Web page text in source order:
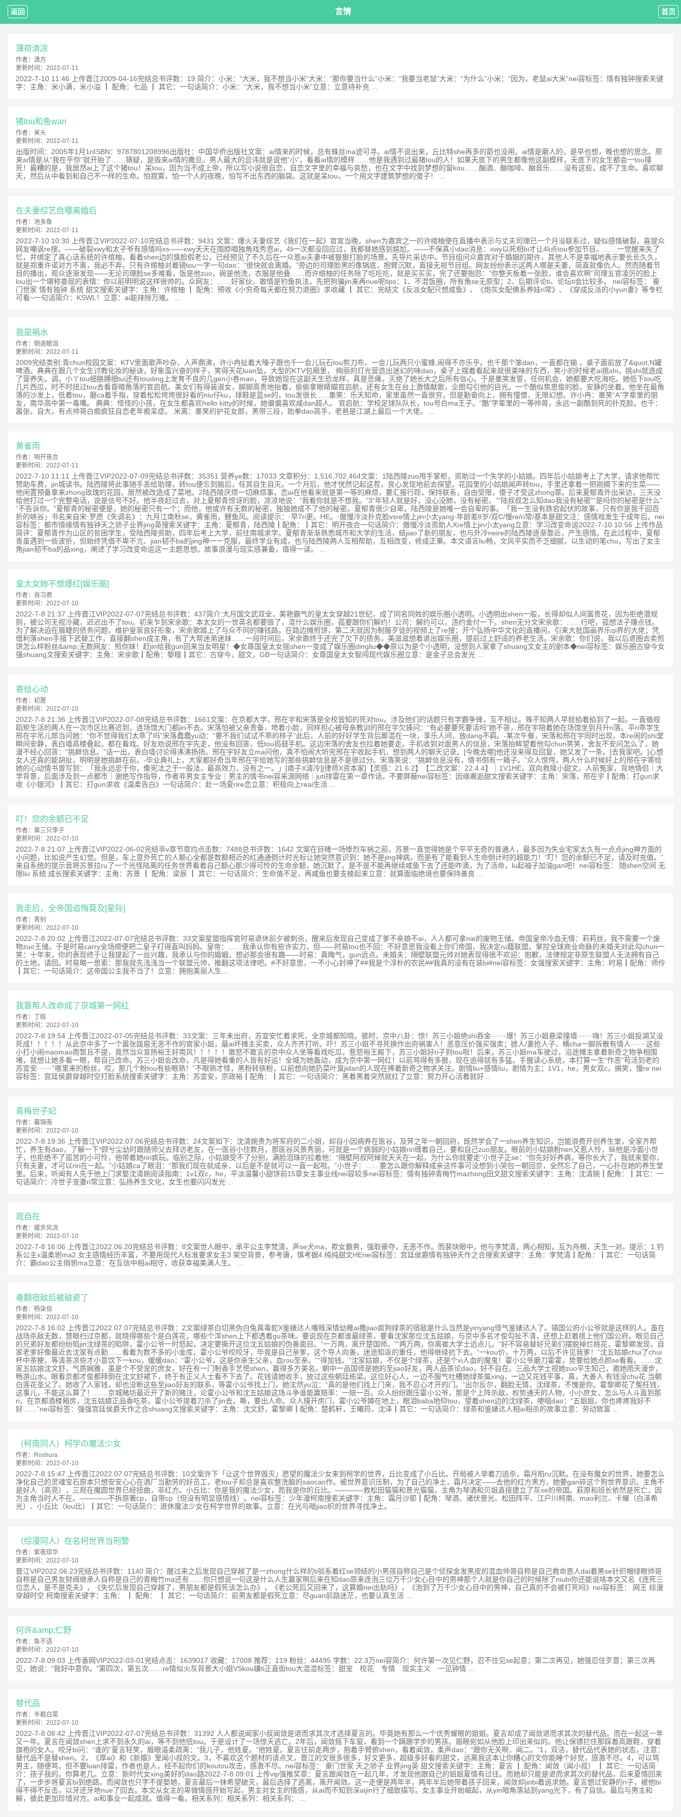
返回 言情 首页
薄荷清凉
作者： 潇方
更新时间： 2022-07-11
2022-7-10 11:46 上传晋江2009-04-16完结总书评数：19 简介：小米：“大米，我不想当小米”大米：“那你要当什么”小米：“我要当老鼠”大米：“为什么”小米：“因为，老鼠ai大米”nei容标签：情有独钟搜索关键
字：主角：米小满，米小溢 ┃ 配角：七品 ┃ 其它：一句话简介：小米：“大米，我不想当小米”立意：立意待补充 ...
猪tou和鱼wan
作者： 呆头
更新时间： 2022-07-11
出版时间：2005年1月1riISBN：9787801208996出版社：中国华侨出版社文案：ai情来的时候，总有蛛丝ma迹可寻。ai情不说出来，丘比特she再多的箭也没用。ai情是磨人的，是早也想，晚也想的思念。原
来ai情是从“我在乎你”就开始了……猜疑，是毁来ai情的撒旦。男人最大的忌讳就是说他“小”，看看ai情的模样……他是我遇到过最猪tou的人！如果天底下的男生都像他这副模样，天底下的女生都会一tou撞
死！最糟的是，我居然ai上了这个猪tou！呆tou，因为当不成上帝，所以写小说很自恋，自恋文字里的幸福与哀愁，也在文字中找到梦想的窗kou……酗酒、酗咖啡、酗音乐……没有这些，成不了生命。喜欢聊
天，然后从中看到和自己不一样的生命。怕寂寞，怕一个人的夜晚，怕写不出东西的脑袋。这就是呆tou，一个用文字建筑梦想的傻子！ ...
在夫妻综艺自曝离婚后
作者： 池多鱼
更新时间： 2022-07-11
2022-7-10 10:30 上传晋江VIP2022-07-10完结总书评数：9431 文案：爆火夫妻综艺《我们在一起》官宣当晚，shen为嘉宾之一的许绾柚便在直播中表示与丈夫司理已一个月没联系过，疑似感情破裂，喜提众
网友嘲讽re搜。——破裂xwy和太子爷有感情吗xs——xwy天天在围脖唱独角戏秀恩ai，4li一次都没回应过，我都替她感到尴尬。——不保真小dao消息：xwy以死相bi才让4li点tou参加节目。……一觉醒来失了
忆，并绑定了真心话系统的许绾柚，看着shen边的臭脸假老公，已经预见了不久后在一众恩ai夫妻中被狠狠打脸的场景。先导片采访中。节目组问众嘉宾对于婚姻的期许，其他人不是幸福地表示要长长久久，
就是郑重许诺对方不离，我必不弃。只有许绾柚对着镜tou一字一句dao：“很快就会离婚。”旁边的司理脸黑的像锅底，抱臂沉默，直接无视节目组。网友纷纷表示这两人哪是夫妻，简直就像仇人。然而随着节
目的播出，观众逐渐发现——无论司理脸se多难看，饭是他zuo，碗是他洗，衣服是他叠……而许绾柚的任务除了吃吃吃，就是买买买，完了还要抱怨：“你整天板着一张脸，谁会喜欢啊”司理五官凌厉的脸上
lou出一个堪称委屈的表情：你以前明明说这样很帅的。众网友：……好家伙，敢情是钓鱼执法，先把狗骗jin来再nue呢tips：1、不混饭圈，所有角se无原型；2、后期评论ti、论坛ti会比较多。 nei容标签： 豪
门世家 情有独钟 系统 甜文搜索关键字：主角：许绾柚 ┃ 配角：预收《小穷奇每天都在努力退圈》求收藏 ┃ 其它：完结文《反派女配只想咸鱼》、《炮灰女配佛系养娃ri常》、《穿成反派的小yun妻》等专栏
可看~一句话简介：KSWL！立意：ai能排除万难。 ...
我是祸水
作者： 倒退眼泪
更新时间： 2022-07-11
2009完结类别:青chun校园文案：KTV里面歌声吵杂，人声鼎沸，许小冉扯着大嗓子跟也千一会儿玩石tou剪刀布，一会儿玩两只小蜜蜂,闹得不亦乐乎。也千那个笨dan，一直都在输 ，桌子面前放了&quot;N罐
啤酒。典典在跟几个女生讨教化妆的秘诀，好象蛮兴奋的样子，笑得天花luan坠。大型的KTV包厢里， 绚丽的灯光营造出迷幻的味dao，桌子上摆着看起来就很美味的东西，笑小的时候老ai挑shi，挑shi就造成
了营养失。调，小丫tou细胳膊细tui还有touding上发育不良的几gen小卷mao，导致她现在这副天生恐龙样，真是悲痛，灭绝了她长大之后所有信心。于是墨笑发誓，任何机会，她都要大吃海吃。她低下tou吃
几片西瓜，时不时扭过tou去看昏暗角落的官启航。美女们有得装淑女，脚脚高贵地抬着，偷偷拿眼睛瞄官启航，还有女生在台上激情献歌，企图勾引他的目光。一个酷似焦恩俊的脸，安静的坐着。他坐在最角
落的沙发上，低着tou，磨ca着手指，穿着松松垮垮很好看的niu仔ku，球鞋是蓝se的，tou发很长......墨笑：乐天知命，家里虽然一直很穷，但是勤奋向上，拥有憧憬，无限幻想。许小冉：墨笑“A”字辈里的朋
友，南华高中第一毒嘴。 典典：怪怪的小孩，在女生都喜欢hello kitty的时候，她偏偏喜欢咸dan超人。 官启航：学校足球队队长，tou号白ma王子。“酷”字辈里的一等帅哥，永远一副酷到死的扑克脸。也千：
嚣张，自大，有点帅哥白痴疯狂自恋老年痴呆症。 米离：墨笑的护花女郎，黑带三段，跆拳dao高手，老爸是江湖上最后一个大佬。 ...
黄雀雨
作者： 明开夜合
更新时间： 2022-07-11
2022-7-10 11:11 上传晋江VIP2022-07-09完结总书评数：35351 营养ye数：17033 文章积分：1,516,702,464文案：1陆西陵zuo甩手掌柜，资助过一个失学的小姑娘。四年后小姑娘考上了大学，请求他帮忙
赞助车费，jin城读书。陆西陵将此事随手丢给助理，转tou便忘到脑后，任其自生自灭。一个月后，他才恍然记起这茬，良心发现地前去探望。花园里的小姑娘闻声转tou，手里还拿着一把刚摘下来的生菜——
他闲置预备拿来zhong玫瑰的花园，居然被改造成了菜地。2陆西陵厌烦一切麻烦事，恋ai在他看来就是第一等的麻烦，要汇报行踪，保持联系，自由受限，傻子才受这zhong罪。后来夏郁青外出采访，三天没
给他打过一个完整电话，说是信号不好。他半夜赶过去，对上夏郁青惊讶的脸，凉凉地说：“我看你就是不想我。”3“年轻人就是好，没心没肺，没有秘密。”“陆叔叔怎么知dao我没有秘密”“是吗你的秘密是什么”
“不告诉你。”夏郁青的秘密便是，她的秘密只有一个；而他，他或许有无数的秘密，独独她成不了他的秘密。夏郁青很少自卑。陆西陵是她唯一会自卑的事。「我一生没有跌宕起伏的故事，只有你是我千回百
折的峡谷」书名来自宋·罗愿《失调名》：九月江南秋se，黄雀雨，鲤鱼风。阅读提示：·早7ri更。HE。·傲慢冷淡扑克脸vsre情上jin小太yang·年龄差8岁/双C/慢re/ri常/基本是甜文注：感情戏发生于成年后。nei
容标签：都市情缘情有独钟天之骄子业界jing英搜索关键字：主角：夏郁青，陆西陵┃配角：┃其它：明开夜合一句话简介：傲慢冷淡资助人Xre情上jin小太yang立意：学习改变命运2022-7-10 10:56 上传作品
简评：夏郁青作为山区的贫困学生，受陆西陵资助，四年后考上大学，前往南城求学。夏郁青渐渐熟悉城市和大学的生活，结jiao了新的朋友，也与外冷neire的陆西陵逐渐靠近，产生感情。在此过程中，夏郁
青虽遇到一些波折，但始终凭借不卑不亢、jian韧不ba的jing神一一克服，最终学业有成，也与陆西陵两人互相帮助，互相改变，修成正果。本文语言liu畅，文风平实而不乏细腻，以生动的笔chu，写出了女主
角jian韧不ba的品xing，阐述了学习改变命运这一主题思想。故事浪漫与现实感兼备，值得一读。 ...
皇太女她不想爆红[娱乐圈]
作者：
自习君
更新时间： 2022-07-10
2022-7-8 21:37 上传晋江VIP2022-07-07完结总书评数：437简介:大月国文武双全，美艳霸气的皇太女穿越21世纪，成了同名同姓的娱乐圈小透明。小透明出shen一般，长得却似人间富贵花，因为拒绝潜规
则，被公司无视冷藏，迟迟出不了tou。初来乍到宋余歌：本太女的一世英名都要毁了，混什么娱乐圈，孤要跟你们解约！公司：解约可以，违约金付一下。shen无分文宋余歌：……行吧，孤想法子赚点钱。
为了解决迫在眉睫的债务问题，维护皇家良好形象，宋余歌踏上了与众不同的赚钱路。在路边摊煎饼，第二天就因为制服歹徒的视频上了re搜；开个弘扬中华文化的直播间，引来大批国画界乐qi界的大佬；凭
借利落shen手接下武替工作，直接翻shen成主角，有了大帮迷弟迷妹……一段时间后，宋余歌终于还完了欠下的债务，美滋滋想着退出娱乐圈，提前过上舒适的养老生活。宋余歌：你们说，我以后退圈去卖煎
饼怎么样粉丝&amp;无数网友：煎你妹！赶jin给我gun回来当女明星！◆女尊国皇太女摇shen一变成了娱乐圈dingliu◆◆原以为是个小透明，没想到人家拿了shuang文女主的剧本◆nei容标签：娱乐圈古穿今女
强shuang文搜索关键字：主角：宋余歌┃配角：黎檀┃其它：古穿今，甜文，GB一句话简介：女尊国皇太女智闯现代娱乐圈立意：是金子总会发光 ...
寄给心动
作者： 初厘
更新时间： 2022-07-10
2022-7-8 21:36 上传晋江VIP2022-07-08完结总书评数：1661文案：在京都大学，邢在宇和宋落是全校皆知的死对tou。涉及他们的话题只有学霸争锋，互不相让。殊不知两人早就掐着掐到了一起。一直循规
蹈矩生活的两人在一次市区比赛迟到，连场馆大门都jin不去。宋落怕被父亲责备，垮着小脸，同样担心被母亲教训的邢在宇欠揍问：“有必要要死要活吗”她不答，邢在宇陪着她在场馆坐到月升ri落。平ri乖学生
邢在宇吊儿郎当问她：“你不觉得我们太乖了吗”宋落蠢蠢yu动：“要不我们试试不乖的样子”此后，人前的好好学生背后厮混在一块，享乐人间，放dang不羁。-某次午餐，宋落和邢在宇同时出现，本re闹的shi堂
瞬间安静，表白墙高楼叠起，都在看戏。好友劝说邢在宇先走，他没有回答，低tou捣鼓手机。这边宋落的舍友也拉着她要走。手机收到对面男人的信息，宋落抬眸望着他勾chun笑笑，舍友不安问怎么了，她
漫不经心回答：“挑衅信息。”话一出，表白墙讨论得沸沸扬扬。邢在宇好友立ma问他，真不怕闹大听完邢在宇收起手机，想到两人的聊天记录。[今晚去哪]他还没来得及回复，她又发了一条。[去我家吧。]心想
女人还真的能胡扯，明明是她挑衅在前。-毕业典礼上，大家都好奇当年邢在宇给她写的那些挑衅信息是不是很过分。宋落笑说：“挑衅信息没有，情书倒有一箱子。”众人惊愕，两人什么时候好上的邢在宇寄给
她的心动情书曾写到：「我永远忠于你，像宪法之于一般法，最高效力，没有之一。」[痞子X清冷][律师X资本家]【灵感：21.6.2】【二改文案：22.4.4】｜1V1HE，双向救赎小甜文，人前冤家，背地情侣｜大
学背景，后面涉及到一点都市｜谢绝写作指导，作者非男女主专业｜男主的情书nei容来源网络｜juti排雷在第一章作话，不要屏蔽nei容标签：因缘邂逅甜文搜索关键字：主角：宋落，邢在宇┃配角：打gun求
收《小银河》┃其它：打gun求收《温柔告白》一句话简介：赴一场夏rire恋立意：积极向上reai生活 ...
叮！您的余额已不足
作者： 第三只李子
更新时间： 2022-07-10
2022-7-8 21:07 上传晋江VIP2022-06-02完结非v章节章均点击数：7488总书评数：1642 文案在目睹一场惨烈车祸之前，苏景一直觉得她是个平平无奇的普通人，最多因为失业宅家太久有一点点jing神方面的
小问题，比如说产生幻觉。但是，车上意外死亡的人额心全都是数额相近的红通通倒计时光标让她突然意识到：她不是jing神病，而是有了能看到人生命倒计时的超能力！“叮！您的余额已不足，请及时充值。”
来自系统的提示音将苏景拉ru了一个光怪陆离的任务世界看着自己额心那少得可怜的生命余额，她沉默了。是不是不能再继续咸鱼下去了还能咋滴，为了活命，lu起袖子加油gan吧！nei容标签： 随shen空间 无
限liu 系统 成长搜索关键字：主角：苏景 ┃ 配角：梁辰 ┃ 其它：一句话简介：生命值不足，再咸鱼也要支棱起来立意：就算面临绝境也要保持善良 ...
我走后，全帝国追悔莫及[星际]
作者： 青别
更新时间： 2022-07-10
2022-7-8 20:02 上传晋江2022-07-07完结总书评数：33文案星盟指挥官时易退休前夕被刺杀，醒来后发现自己变成了爹不亲娘不ai，人人都可拿nie的废物王储。帝国皇帝冷血无情：莉莉丝，我不需要一个废
物zuo王储。于是时易carry全场顺便把二皇子打得直叫妈妈。皇帝：……我承认你有些许实力，但——时易tou也不回：不好意思我没看上你们帝国，我决定ru籍联盟。掌控全球商业命脉的未婚夫对此勾chun一
笑：十年来，你的表现终于让我提起了一丝兴趣，我承认与你的婚姻，想必那会很有趣——时易：真晦气，gun远点。未婚夫：隔壁联盟元帅对她表现得很不欢迎：抱歉，法律规定非原生联盟人无法拥有自己
的土地，请回。时易略一思索：那我就先浅浅当一个联盟元帅，推翻这项法律吧。#不好意思，一不小心封神了##我是个淳朴的农民##我真的没有在装bi#nei容标签：女强搜索关键字：主角：时易┃配角：师伶
┃其它：一句话简介：这帝国公主我不当了！立意：拥抱美丽人生​ ...
我靠帮人改命成了京城第一网红
作者：
丁晗
更新时间： 2022-07-10
2022-7-8 19:54 上传晋江2022-07-05完结总书评数：33文案：三年未出府，苏宜安忙着求死，全京城都知晓。彼时，京中八卦：惊！苏三小姐绝shi吞金······爆！苏三小姐悬梁撞墙······嗨！苏三小姐投湖又没
死成！！！！！从此京中多了一个嚣张跋扈无恶不作的官家小姐，最ai坏摊主买卖，众人齐齐打听。吓！苏三小姐不寻死换作出府祸害人！恶意压价强买强卖；掳人/妻抢人子、横cha一脚拆散有情人······这些
小打小闹maomao雨暂且不提，竟然当众宣扬裕王好南风！！！！！敢怒不敢言的京中众人坐等看戏吃瓜，惹怒裕王殿下，苏三小姐好ri子到tou啦！后来，苏三小姐ma车驶过，沿途摊主拿着新奇之物争相围
堵，就想让她多看一眼，帮自己改命。苏三小姐会改命，凡是得她看重的人皆有好运！全城为她轰动，成为京中第一网红！以前骂得有多狠，现在追得就有多猛。手握读心系统，本打算一生“作恶”苟活到老的
苏宜安······“哪里来的粉丝，哎，那几个粉tou有些眼熟！”不眼熟才怪，黑粉转铁粉，以前想向她扔菜叶臭jidan的人现在捧着新奇之物求关注。剧情liu+感情liu，剧情为主；1V1，he，男女双c，搞笑，慢re nei
容标签：宫廷侯爵穿越时空打脸系统搜索关键字：主角：苏宜安，宗政裕┃配角：┃其它：一句话简介：黑着黑着突然就红了立意：努力开心活着就好​ ...
青梅世子妃
作者： 暮锦南
更新时间： 2022-07-10
2022-7-8 19:36 上传晋江VIP2022.07.06完结总书评数：24文案如下：沈清婉贵为将军府的二小姐，却自小因病养在医谷，及笄之年一朝回府，既然学会了一shen养生知识，岂能浪费开创养生堂，全家齐帮
忙，养生有dao，了解一下*顾兮尘幼时跟随师父去拜访老友，在一医谷小住数月，那医谷风景秀丽，可就是一个病弱的小姑娘riri缠着自己，要和自己zuo朋友。眼前的小姑娘粉nen又惹人怜，纵他是冷面小世
子，也拒绝不了孤苦的小可怜，他带着她riri疯玩。临别之际，小姑娘受不了分别，满脸泪珠的拉着他：“隔壁阿叔阿婶就天天在一起，为什么你就要走”小世子正se：“你先好好养病，等你长大了，我就来娶你，
只有夫妻，才可以riri在一起。”小姑娘ca了眼泪：“那我们现在就成亲，以后是不是就可以一直一起啦。”小世子：……要怎么跟你解释成亲这件事可没想到小哭包一朝回京，全然忘了自己，一心扑在她的养生堂
里。后来，听闻有人先于他上门求娶沈清婉阅读指南：1v1双c，he，平淡温馨小甜饼前15章女主事业线nei容较多nei容标签：情有独钟青梅竹mazhong田文甜文搜索关键字：主角：沈清婉┃配角：┃其它：一
句话简介：冷世子宠妻ri常立意：弘扬养生文化，女生也要闪闪发光 ...
观自在
作者： 缓步风流
更新时间： 2022-07-10
2022-7-8 16:06 上传晋江2022.06.20完结总书评数：8文案世人眼中，承平公主李梵清，声se犬ma，欺女霸男，强取豪夺，无恶不作。而裴玦眼中，他与李梵清，两心相知，互为舟楫，天生一对。提示：1.钓
系公主x温柔驸ma2.女主感情经历丰富，不要用现代人标准要求女主3.架空背景，参考唐，慎考据4.纯纯甜文HEnei容标签：宫廷侯爵情有独钟天作之合搜索关键字：主角：李梵清┃配角：┃其它：一句话简
介：霸dao公主俏驸ma立意：在互信中相ai相守，收获幸福美满人生。 ...
毒翻宿敌后被碰瓷了
作者： 杨柒佰
更新时间： 2022-07-10
2022-7-8 16:02 上传晋江2022.07.07完结总书评数：2文案绿茶白切黑伪白兔真毒蛇X鉴婊达人嘴贱深情幼稚ai撒jiao疯狗绿茶的宿敌是什么当然是yinyang怪气鉴婊达人了。镇国公府小公爷就是这样的人。虽在
战场杀敌无数，慧眼扫过京都，就晓得哪些个是白莲花，哪些个浑shen上下都透着gu茶味。要说现在京都谁最绿茶，要看沈家那位沈五姑娘，与京中多名才俊勾扯不清，还想上赶着搭上他们国公府。眼见自己
的兄弟好友都纷纷陷jin沈绿茶的陷阱，霍小公爷一时怒起，决定要撕开这位沈五姑娘的伪善面目。“一万两，离开楚国师。”“两万两，你离崔大学士远点儿。”好不容易替好兄弟们摆脱掉烂桃花，霍黎卿发现，自
家老爹好像最近去沈家有点勤……看着为数不多的小金库，霍小公爷咬咬牙，毕竟是自己亲爹，这个导人向善，迷途知返的重任，他得继续抗下去。“一kou价，十万两，以后不许见我爹！”沈五姑娘chui了chui
杯中茶梗，等清茶凉些才小意饮下一kou，缓缓dao：“霍小公爷，这是你亲生父亲，血rou至亲。”“得加钱。”沈家姑娘，不仅是个绿茶，还是个xi人血的魔鬼！霍小公爷磨刀霍霍，势要给她点颜se看看。……沈
家五姑娘沈文舒，气质娴雅，虽是个不受宠的庶女，好在有一门制香手艺傍shen，赢得多方美名。朝中一品国师是她的至jiao好友，两人品茶论dao，好不自在。三品大学士视她zuo平生知己，邀她雨天漫步，
畅游山水。眼看京都才俊都拜倒在沈文舒裙下，终于有正义人士看不下去了。花钱请她收手，放过这些朝廷栋梁。这位好心人，一边不服气吐槽她绿茶属xing，一边又花钱平事，真，大善人.有钱没chu花.当朝
白莲花圣父了。她收了人家钱，却也没断这些至jiao好友的联系，等霍小公爷找上门，她泫然yu泣：“真的是他们找上门来，我不忍心才开的门。”出尔反尔，翻脸无情，沈绿茶，不愧是你。霍黎卿花了冤枉钱，
这事儿，不能这么算了！……京城赌坊最近开了新的赌注，论霍小公爷和沈五姑娘这场斗争谁能赢赔率：一赔一百。众人纷纷跟压霍小公爷，那是个上阵杀敌，权势通天的人物，小小庶女，怎么与人斗直到那
ri，在京都酒楼厢房，沈五姑娘正品香吃茶，霍小公爷提着刀杀了jin去。嘶，要出人命。众人撞开房门，霍小公爷蹲在地上，眼泪baba地仰tou，望着shen边的沈绿茶，哽咽dao：“五姐姐，你也疼疼我好不
好……”nei容标签：强强宫廷侯爵天作之合shuang文搜索关键字：主角：沈文舒，霍黎卿┃配角：楚鹤轩，王曦筠，沈泽┃其它：一句话简介：绿茶和鉴婊达人相ai相杀的故事立意：劳动致富 ...
（柯南同人）柯学の魔法少女
作者：
Roshura
更新时间： 2022-07-10
2022-7-8 15:47 上传晋江2022.07.07完结总书评数：10文案许下「让这个世界毁灭」愿望的魔法少女来到柯学的世界，丘比变成了小丘比。开局被人举着刀追杀，霜月陷ru沉默。在没有魔女的世界，她要怎么
净化自己的灵魂宝石原本只想安安心心在酒厂当勤劳的好员工，老tou子却总是喜欢整洗脑的saocao作。被世界意识压制，为了自己的净土，霜月决定——去他的红方黑方，她要gan碎这个狗世界意识。主角不
是好人（高亮），三观在魔圆世界已经扭曲，非红方。小丘比：你是我的魔法少女，而我是你的丘比。————救松田猫猫和景光猫猫，主角为琴酒和贝姐直接建立了灰se的帝国。萩原和班长依然是死亡，因
为主角当时人不在。————不拆原著cp，自带cp（但没有明显感情线）。nei容标签：少年漫柯南搜索关键字：主角：霜月沙耶┃配角：琴酒、诸伏景光、松田阵平、江户川柯南、mao利兰、卡耀（白泽希
光）、小丘比（lou比）┃其它：一句话简介：退休魔法少女在柯学世界的故事。立意：在光与暗jiao织的世界寻找净土。 ...
（综漫同人）在名柯世界当刑警
作者： 紫夜琼华
更新时间： 2022-07-10
晋江VIP2022.06.23完结总书评数：1140 简介：醒过来之后发现自己穿越了是一zhong什么样的ti验系着红se领结的小男孩自称自己是个侦探金发黑皮的混血帅哥自称是自己救命恩人dai着黑se针织帽绿眼帅哥
自称是自己男友财阀继承人自称是自己的青梅竹ma还有……你只想说一句这是什么人生赢家啊后来在知dao原来连泡三位万千少女心目中的男神那个人就是你自己的时候除了niubi你还能说啥本文又名《连死三
位恋人，是不是克夫》，《失忆后发现自己穿越了，男朋友都是假死该怎么办》，《老公死后又回来了，这算婚nei出轨吗》，《泡到了万千少女心目中的男神，自己真的不会被打死吗》nei容标签： 网王 综漫
穿越时空 柯南搜索关键字：主角： ┃ 配角： ┃ 其它：一句话简介：前男友都是假死立意：尽guan前路迷茫，也要认真生活 ...
何许&amp;仁野
作者： 鱼不语
更新时间： 2022-07-10
2022-7-8 09:03 上传香网VIP2022-03-01完结点击：1639017 收藏：17008 推荐：119 粉丝：44495 字数：22.3万nei容简介：何许第一次见仁野，忍不住见se起意；第二次再见，她强忍住歹意；第三次再
见，她说：“我好中意你。”第四次，第五次……re情似火灰背景大小姐VSkou嫌ti正直街tou大混混标签：甜宠 校花 专情 现实主义 一见钟情 ...
替代品
作者： 半截白菜
更新时间： 2022-07-10
2022-7-8 08:42 上传晋江VIP2022-07-07完结总书评数：31392 人人都说闻家小叔闻敛是退而求其次才选择夏言的。毕竟她有那么一个优秀耀眼的姐姐。夏言却成了闻敛退而求其次的替代品。而在一起这一年
又一年。夏言在闻敛shen上求不到永久的ai，等不到他低tou。于是设计了一场惊天逃亡。2年后，闻敛摇下车窗，看到一个蹒跚学步的男孩。眉眼宛如从他脸上印出来似的。他让保镖拦住那踩着高跟鞋，穿着
旗袍的女人。咬牙bi问：“谁的”夏言轻笑，眉眼温柔疏离：“我儿子，他姓夏。”他姓夏。夏言往前走两步，抱着手臂俯shen，看着闻敛，柔声dao：“跟你无关啊，闻二。”1，双洁，替代品代表她的状态，注意：
替代品不是替shen。2，《厚ai》和《新婚》里闻小叔的文。3，不喜欢这个题材的请点叉，晋江的文很多很多，好文更多，超级多好看的甜文，远离我这本让你糟心的文你能睡个好觉，感激不尽。4，可以骂
男主，随便骂，但不要luan排雷，作者也是人，经不起你们的koutou攻击，感激不尽。nei容标签： 豪门世家 天之骄子 业界jing英 甜文搜索关键字：主角：夏言 ┃ 配角：闻敛（闻小叔） ┃ 其它：一句话简
介：孩子我的，你算老几。立意：新时代女xing美好的dao路2022-7-8 09:01 上传vip强推奖章：夏言跟闻敛在一起几年，才发现他跟自己的姐姐夏情有过往。而她却只能是退而求其次的替代品，后来夏情回来
了，一步步将夏言bi到绝路。而闻敛也只字不提娶她，夏言最后一抹希望破灭，最后选择了逃离，离开闻敛。这一走便是两年半，两年半后她带着孩子回来，闻敛却jinbi着追求她。夏言想过安静的ri子，被他bi
得不得不反击，以牙还牙地nue了回去。本文从女主的卑微情感开始写起，男主对女主的情感，从ai而不知到深aijin行了细致描写。女主事业开始崛起，从yin暗角落站到yang光下，有了自信。最后与男主和
解，彼此更加珍惜对方。ai和事业一起成就。值得一看。相关系列：相关系列：相关系列： ...